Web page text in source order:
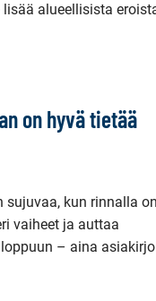
alueellisista
on hyvä tietää
sujuvaa, kun rinnalla on
vaiheet ja auttaa
– aina